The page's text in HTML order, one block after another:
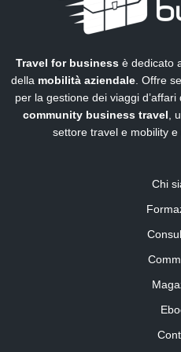
Travel for business è dedicato
della mobilità aziendale . Offre
per la gestione dei viaggi
community business travel ,
settore travel e mobility e
Chi